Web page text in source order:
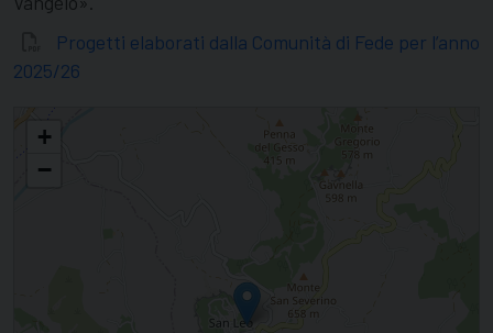
Progetti elaborati dalla Comunità di Fede per l’anno
2025/26
Alla scoperta di… San Leo
+
−